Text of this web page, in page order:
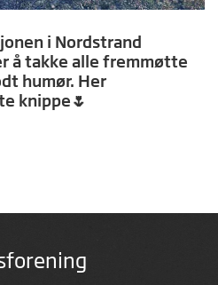
i Nordstrand
å takke alle fremmøtte
humør. Her
knippe🌷